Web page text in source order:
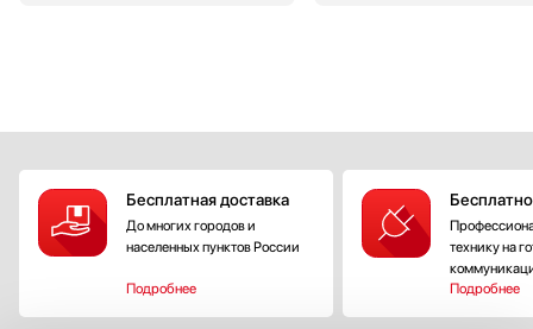
Бесплатная доставка
До многих городов и
населенных пунктов России
Подробнее
технику на
Подробнее